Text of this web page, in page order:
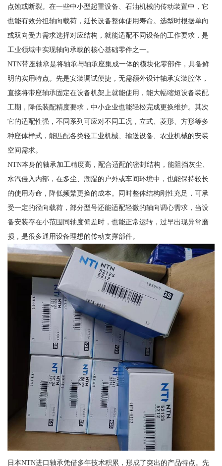
点蚀或断裂。在一些中小型起重设备、石油机械的传动装置中，它
也能有效分担轴向载荷，延长设备整体使用寿命。选型时根据单向
或双向受力需求选择对应结构，就能适配不同设备的工作要求，是
工业领域中实现轴向承载的核心基础零件之一。
NTN带座轴承是将轴承与轴承座集成一体的模块化零部件，具备鲜
明的实用特点。先是安装调试便捷，无需额外设计轴承安装腔体，
直接将带座轴承固定在设备机架上就能使用，能大幅缩短设备装配
工期，降低装配精度要求，中小企业也能轻松完成更换维护。其次
它的适配性强，不同系列可应对不同工况，立式、菱形、方形等多
种座体样式，能匹配各类轻工业机械、输送设备、农业机械的安装
空间需求。
NTN本身的轴承加工精度高，配合适配的密封结构，能阻挡灰尘、
水汽侵入内部，在多尘、潮湿的户外或车间环境中，也能保持较长
的使用寿命，降低频繁更换的成本。同时整体结构刚性充足，可承
受一定的径向载荷，部分型号还能适配轻微的轴向调心需求，当设
备安装存在小范围同轴度偏差时，也能正常运转，过早出现异常磨
损，是很多通用设备理想的传动支撑部件。
日本NTN进口轴承凭借多年技术积累，形成了突出的产品特点。先